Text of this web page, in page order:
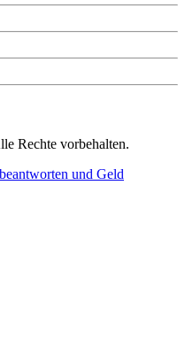
Rechte vorbehalten.